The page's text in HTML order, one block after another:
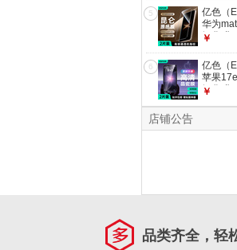
70rs非
无尘仓
5
亿色（
华为
钢化膜
版手机
钢化膜
盖抗指
￥
6
亿色（
苹果
钢化膜
￥
店铺公告
品类齐全，轻